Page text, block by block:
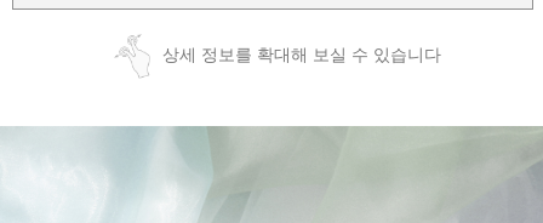
상세 정보를 확대해 보실 수 있습니다